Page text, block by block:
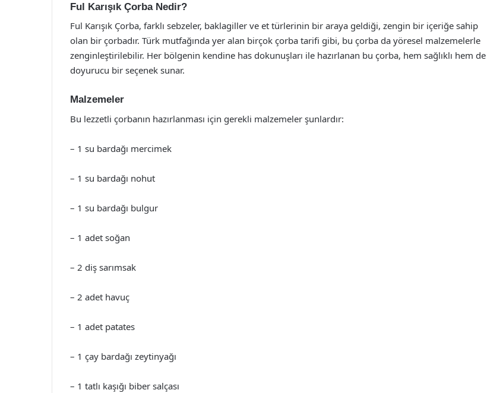
Ful Karışık Çorba Nedir?
Ful Karışık Çorba, farklı sebzeler, baklagiller ve et türlerinin bir araya geldiği, zengin bir içeriğe sahip
olan bir çorbadır. Türk mutfağında yer alan birçok çorba tarifi gibi, bu çorba da yöresel malzemelerle
zenginleştirilebilir. Her bölgenin kendine has dokunuşları ile hazırlanan bu çorba, hem sağlıklı hem de
doyurucu bir seçenek sunar.
Malzemeler
Bu lezzetli çorbanın hazırlanması için gerekli malzemeler şunlardır:
– 1 su bardağı mercimek
– 1 su bardağı nohut
– 1 su bardağı bulgur
– 1 adet soğan
– 2 diş sarımsak
– 2 adet havuç
– 1 adet patates
– 1 çay bardağı zeytinyağı
– 1 tatlı kaşığı biber salçası